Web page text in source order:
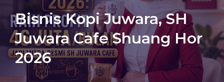
Bisnis Kopi Juwara, SH
Juwara Cafe Shuang Hor
2026